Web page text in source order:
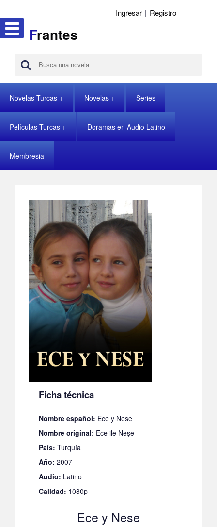
Frantes
Ingresar | Registro
Novelas Turcas Novelas Series
Películas Turcas Doramas en Audio Latino
Membresia
Ficha técnica
Nombre español: Ece y Nese
Nombre original: Ece ile Neşe
País: Turquía
Año: 2007
Audio: Latino
Calidad: 1080p
Ece y Nese